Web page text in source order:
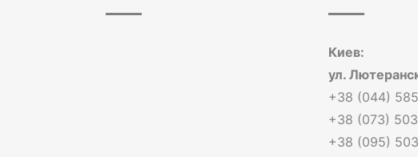
Киев:
ул.
+38 (044)
+38 (073)
+38 (095)